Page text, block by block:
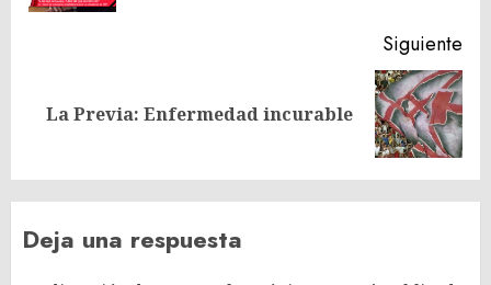
Siguiente
Siguiente
La Previa: Enfermedad incurable
Deja una respuesta